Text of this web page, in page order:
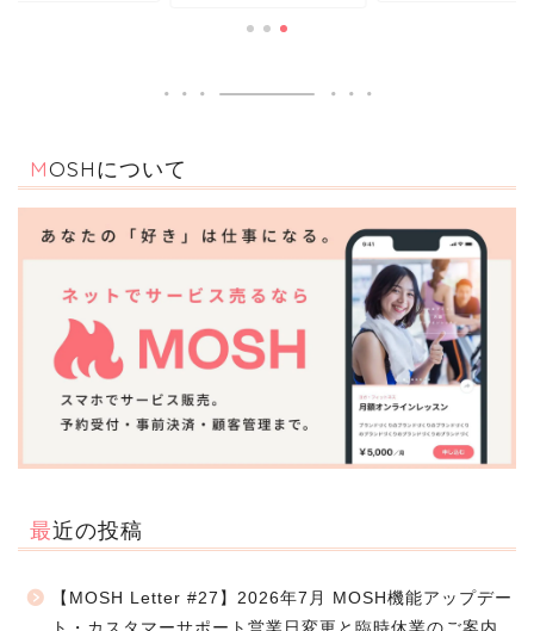
MOSHについて
最近の投稿
【MOSH Letter #27】2026年7月 MOSH機能アップデー